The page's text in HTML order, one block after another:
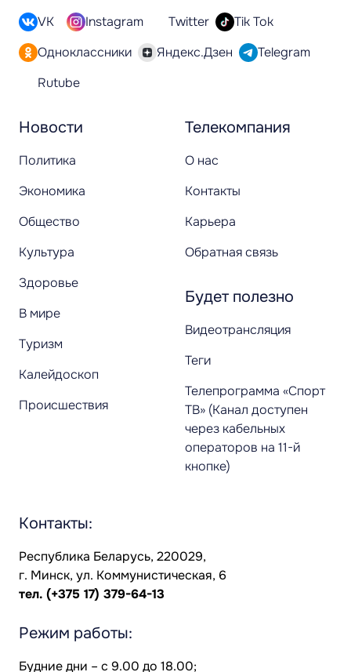
Новости
Политика
Экономика
Общество
Культура
Здоровье
В мире
Туризм
Калейдоскоп
Происшествия
Телекомпания
О нас
Контакты
Карьера
Обратная связь
Будет полезно
Видеотрансляция
Теги
Телепрограмма «Спорт
ТВ» (Канал доступен
через кабельных
операторов на 11-й
кнопке)
VK Instagram Twitter
Tik Tok
Одноклассники
Яндекс.Дзен
Telegram
Rutube
Контакты:
Республика Беларусь, 220029,
г. Минск, ул. Коммунистическая, 6
тел. (+375 17) 379-64-13
Режим работы:
Будние дни – с 9.00 до 18.00;